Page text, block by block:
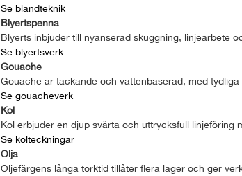
Se blandteknik
Blyertspenna
Blyerts inbjuder till nyanserad skuggning, linjearbete
Se blyertsverk
Gouache
Gouache är täckande och vattenbaserad, med
Se gouacheverk
Kol
Kol erbjuder en djup svärta och uttrycksfull linjeföring
Se kolteckningar
Olja
Oljefärgens långa torktid tillåter flera lager och ger